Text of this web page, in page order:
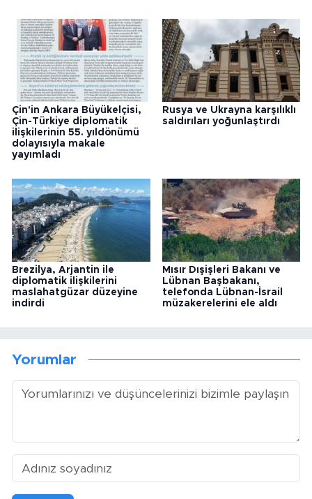
Çin'in Ankara Büyükelçisi,
Çin-Türkiye diplomatik
ilişkilerinin 55. yıldönümü
dolayısıyla makale
yayımladı
Rusya ve Ukrayna karşılıklı
saldırıları yoğunlaştırdı
Brezilya, Arjantin ile
diplomatik ilişkilerini
maslahatgüzar düzeyine
indirdi
Mısır Dışişleri Bakanı ve
Lübnan Başbakanı,
telefonda Lübnan-İsrail
müzakerelerini ele aldı
Yorumlar